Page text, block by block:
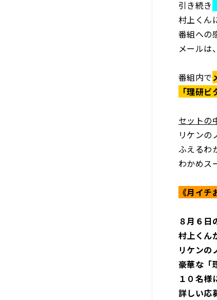
引き続き
村上くん
番組への
メールは、
番組内で
「理研ビ
セットの
リケンの
ふえるわ
わかめス
《月イ
８月６日
村上くん
リケンの
豪華な「
１０名様
詳しい応